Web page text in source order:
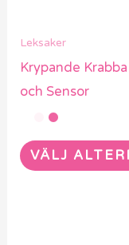
Leksaker
Krypande
och Sensor
VÄLJ